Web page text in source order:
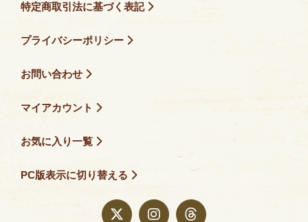
特定商取引法に基づく表記
プライバシーポリシー
お問い合わせ
マイアカウント
お気に入り一覧
PC版表示に切り替える